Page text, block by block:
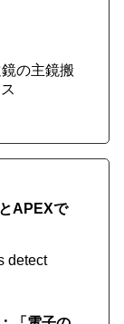
の主鏡搬
APEXで
detect